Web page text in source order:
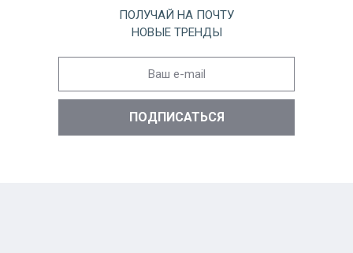
ПОЛУЧАЙ НА ПОЧТУ
НОВЫЕ ТРЕНДЫ